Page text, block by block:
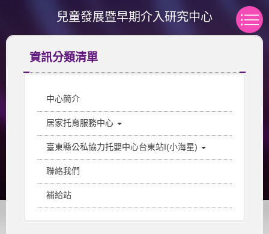
主
兒童發展暨早期介入研究中心
資訊分類清單
中心簡介
居家托育服務中心
臺東縣公私協力托嬰中心台東站I(小海星)
聯絡我們
補給站